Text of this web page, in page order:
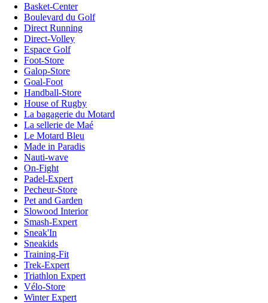
Basket-Center
Boulevard du Golf
Direct Running
Direct-Volley
Espace Golf
Foot-Store
Galop-Store
Goal-Foot
Handball-Store
House of Rugby
La bagagerie du Motard
La sellerie de Maé
Le Motard Bleu
Made in Paradis
Nauti-wave
On-Fight
Padel-Expert
Pecheur-Store
Pet and Garden
Slowood Interior
Smash-Expert
Sneak'In
Sneakids
Training-Fit
Trek-Expert
Triathlon Expert
Vélo-Store
Winter Expert